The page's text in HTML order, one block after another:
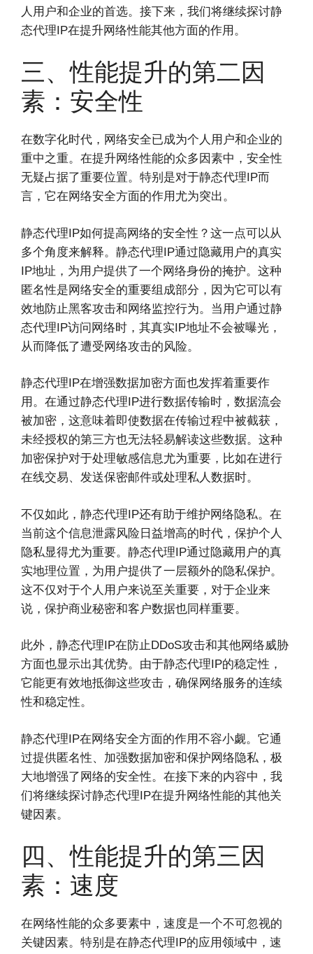
人用户和企业的首选。接下来，我们将继续探讨静
态代理IP在提升网络性能其他方面的作用。
三、性能提升的第二因
素：安全性
在数字化时代，网络安全已成为个人用户和企业的
重中之重。在提升网络性能的众多因素中，安全性
无疑占据了重要位置。特别是对于静态代理IP而
言，它在网络安全方面的作用尤为突出。
静态代理IP如何提高网络的安全性？这一点可以从
多个角度来解释。静态代理IP通过隐藏用户的真实
IP地址，为用户提供了一个网络身份的掩护。这种
匿名性是网络安全的重要组成部分，因为它可以有
效地防止黑客攻击和网络监控行为。当用户通过静
态代理IP访问网络时，其真实IP地址不会被曝光，
从而降低了遭受网络攻击的风险。
静态代理IP在增强数据加密方面也发挥着重要作
用。在通过静态代理IP进行数据传输时，数据流会
被加密，这意味着即使数据在传输过程中被截获，
未经授权的第三方也无法轻易解读这些数据。这种
加密保护对于处理敏感信息尤为重要，比如在进行
在线交易、发送保密邮件或处理私人数据时。
不仅如此，静态代理IP还有助于维护网络隐私。在
当前这个信息泄露风险日益增高的时代，保护个人
隐私显得尤为重要。静态代理IP通过隐藏用户的真
实地理位置，为用户提供了一层额外的隐私保护。
这不仅对于个人用户来说至关重要，对于企业来
说，保护商业秘密和客户数据也同样重要。
此外，静态代理IP在防止DDoS攻击和其他网络威胁
方面也显示出其优势。由于静态代理IP的稳定性，
它能更有效地抵御这些攻击，确保网络服务的连续
性和稳定性。
静态代理IP在网络安全方面的作用不容小觑。它通
过提供匿名性、加强数据加密和保护网络隐私，极
大地增强了网络的安全性。在接下来的内容中，我
们将继续探讨静态代理IP在提升网络性能的其他关
键因素。
四、性能提升的第三因
素：速度
在网络性能的众多要素中，速度是一个不可忽视的
关键因素。特别是在静态代理IP的应用领域中，速